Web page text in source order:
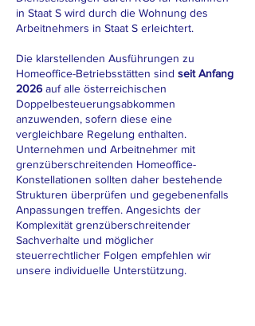
in Staat S wird durch die Wohnung des
Arbeitnehmers in Staat S erleichtert.
Die klarstellenden Ausführungen zu
Homeoffice-Betriebsstätten sind seit Anfang
2026auf alle österreichischen
Doppelbesteuerungsabkommen
anzuwenden, sofern diese eine
vergleichbare Regelung enthalten.
Unternehmen und Arbeitnehmer mit
grenzüberschreitenden Homeoffice-
Konstellationen sollten daher bestehende
Strukturen überprüfen und gegebenenfalls
Anpassungen treffen. Angesichts der
Komplexität grenzüberschreitender
Sachverhalte und möglicher
steuerrechtlicher Folgen empfehlen wir
unsere individuelle Unterstützung.